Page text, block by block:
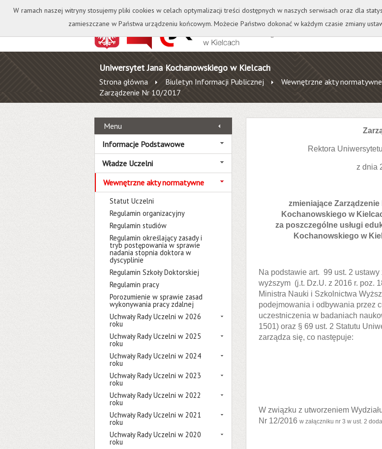
Kontakt Biblioteka Wydawnictwo Wirtualna Uczelnia A A
Uniwersytet Jana Kochanowskiego w Kielcach
Strona główna Biuletyn Informacji Publicznej Wewnętrzne akty normatywne
Zarządzenie Nr 10/2017
Menu
Informacje Podstawowe
Władze Uczelni
Wewnętrzne akty normatywne
Statut Uczelni
Regulamin organizacyjny
Regulamin studiów
Regulamin określający zasady i
tryb postępowania w sprawie
nadania stopnia doktora w
dyscyplinie
Regulamin Szkoły Doktorskiej
Regulamin pracy
Porozumienie w sprawie zasad
wykonywania pracy zdalnej
Uchwały Rady Uczelni w 2026
roku
Uchwały Rady Uczelni w 2025
roku
Uchwały Rady Uczelni w 2024
roku
Uchwały Rady Uczelni w 2023
roku
Uchwały Rady Uczelni w 2022
roku
Uchwały Rady Uczelni w 2021
roku
Uchwały Rady Uczelni w 2020
roku
Rektora
z dnia
zmieniające
Kochanowskiego w
za poszczególne usługi
Kochanowskiego w
Na podstawie art. 99 ust. 2
wyższym (j.t. Dz.U. z 2016 r. poz.
Ministra Nauki i Szkolnictwa
podejmowania i odbywania przez
uczestniczenia w badaniach
1501) oraz § 69 ust. 2 Statutu
zarządza się, co następuje:
W związku z utworzeniem
Nr 12/2016 w załączniku nr 3 w ust. 2
W ramach naszej witryny stosujemy pliki cookies w celach optymalizacji treści dostępnych w naszych serwisach oraz dla
zamieszczane w Państwa urządzeniu końcowym. Możecie Państwo dokonać w każdym czasie zmiany